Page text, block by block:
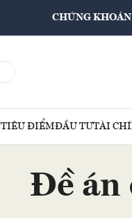
CHỨNG KHOÁN
TIÊU ĐIỂMĐẦU TƯTÀI
Đề án